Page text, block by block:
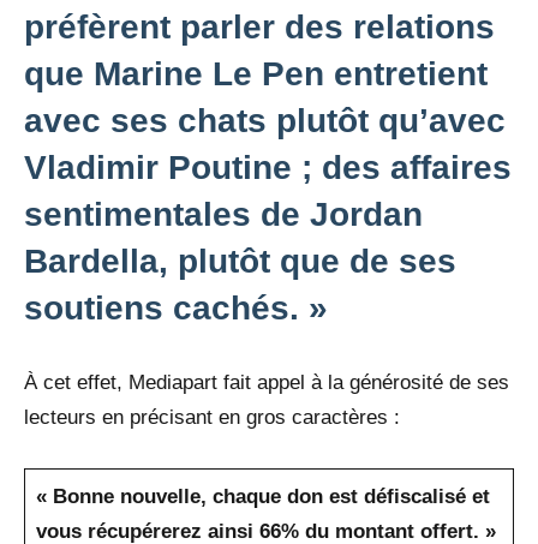
préfèrent parler des relations
que Marine Le Pen entretient
avec ses chats plutôt qu’avec
Vladimir Poutine ; des affaires
sentimentales de Jordan
Bardella, plutôt que de ses
soutiens cachés. »
À cet effet, Mediapart fait appel à la générosité de ses
lecteurs en précisant en gros caractères :
« Bonne nouvelle, chaque don est défiscalisé et
vous récupérerez ainsi 66% du montant offert. »